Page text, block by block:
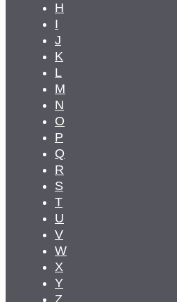
H
I
J
K
L
M
N
O
P
Q
R
S
T
U
V
W
X
Y